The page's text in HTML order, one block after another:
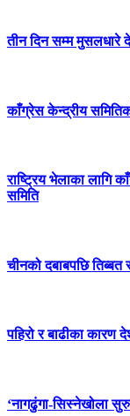
तीन दिन सम्म मुसलधारे
काँग्रेस केन्द्रीय
राष्ट्रिय भेलाका
समिति
चीनको दबाबपछि
पहिरो र बाढीका कारण
‘नागढुंगा-सिस्नेखोला